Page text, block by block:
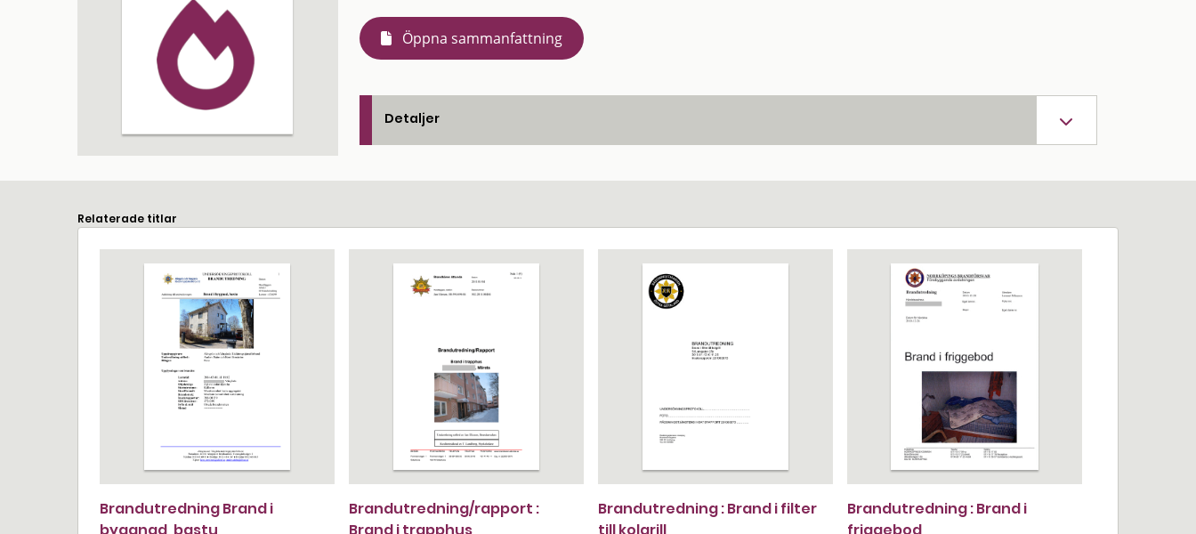
Öppna sammanfattning
Detaljer
Relaterade titlar
Brandutredning Brand i
Brandutredning/rapport :
Brandutredning : Brand i filter
Brandutredning : Brand i